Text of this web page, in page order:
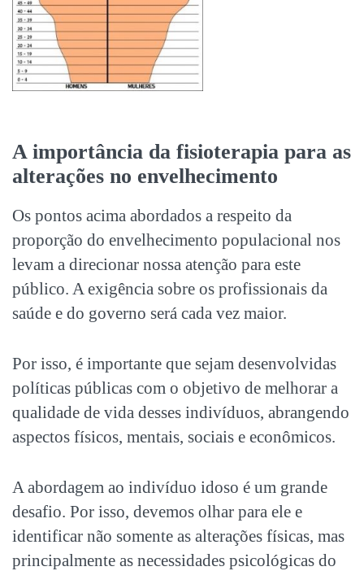
A importância da fisioterapia para as
alterações no envelhecimento
Os pontos acima abordados a respeito da
proporção do envelhecimento populacional nos
levam a direcionar nossa atenção para este
público. A exigência sobre os profissionais da
saúde e do governo será cada vez maior.
Por isso, é importante que sejam desenvolvidas
políticas públicas com o objetivo de melhorar a
qualidade de vida desses indivíduos, abrangendo
aspectos físicos, mentais, sociais e econômicos.
A abordagem ao indivíduo idoso é um grande
desafio. Por isso, devemos olhar para ele e
identificar não somente as alterações físicas, mas
principalmente as necessidades psicológicas do